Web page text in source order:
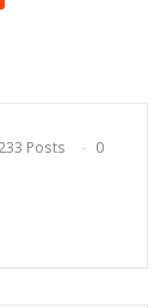
Posts
0